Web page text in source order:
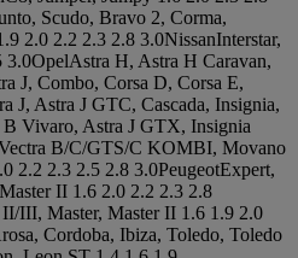
Scudo, Bravo 2, Corma,
2.0 2.2 2.3 2.8 3.0NissanInterstar,
3.0OpelAstra H, Astra H Caravan,
J, Combo, Corsa D, Corsa E,
J, Astra J GTC, Cascada, Insignia,
Vivaro, Astra J GTX, Insignia
B/C/GTS/C KOMBI, Movano
2.2 2.3 2.5 2.8 3.0PeugeotExpert,
II 1.6 2.0 2.2 2.3 2.8
III, Master, Master II 1.6 1.9 2.0
Cordoba, Ibiza, Toledo, Toledo